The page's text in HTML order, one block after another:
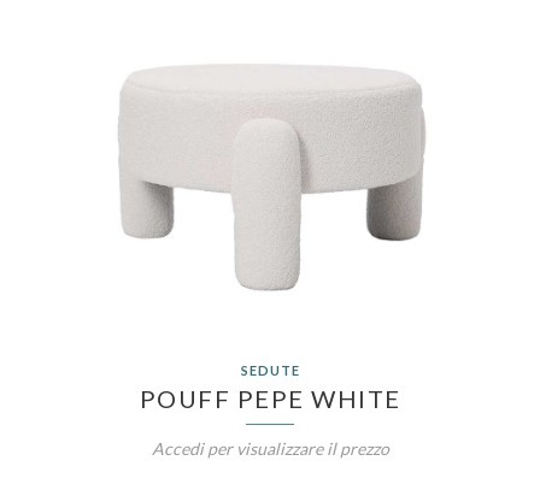
SEDUTE
POUFF PEPE WHITE
Accedi per visualizzare il prezzo